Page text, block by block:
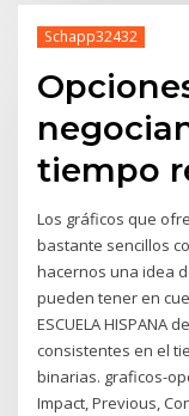
Schapp32432
tiempo
Los gráficos que
bastante sencillos
hacernos una idea
pueden tener en
ESCUELA HISPANA
consistentes en el
binarias. graficos-
Impact, Previous,